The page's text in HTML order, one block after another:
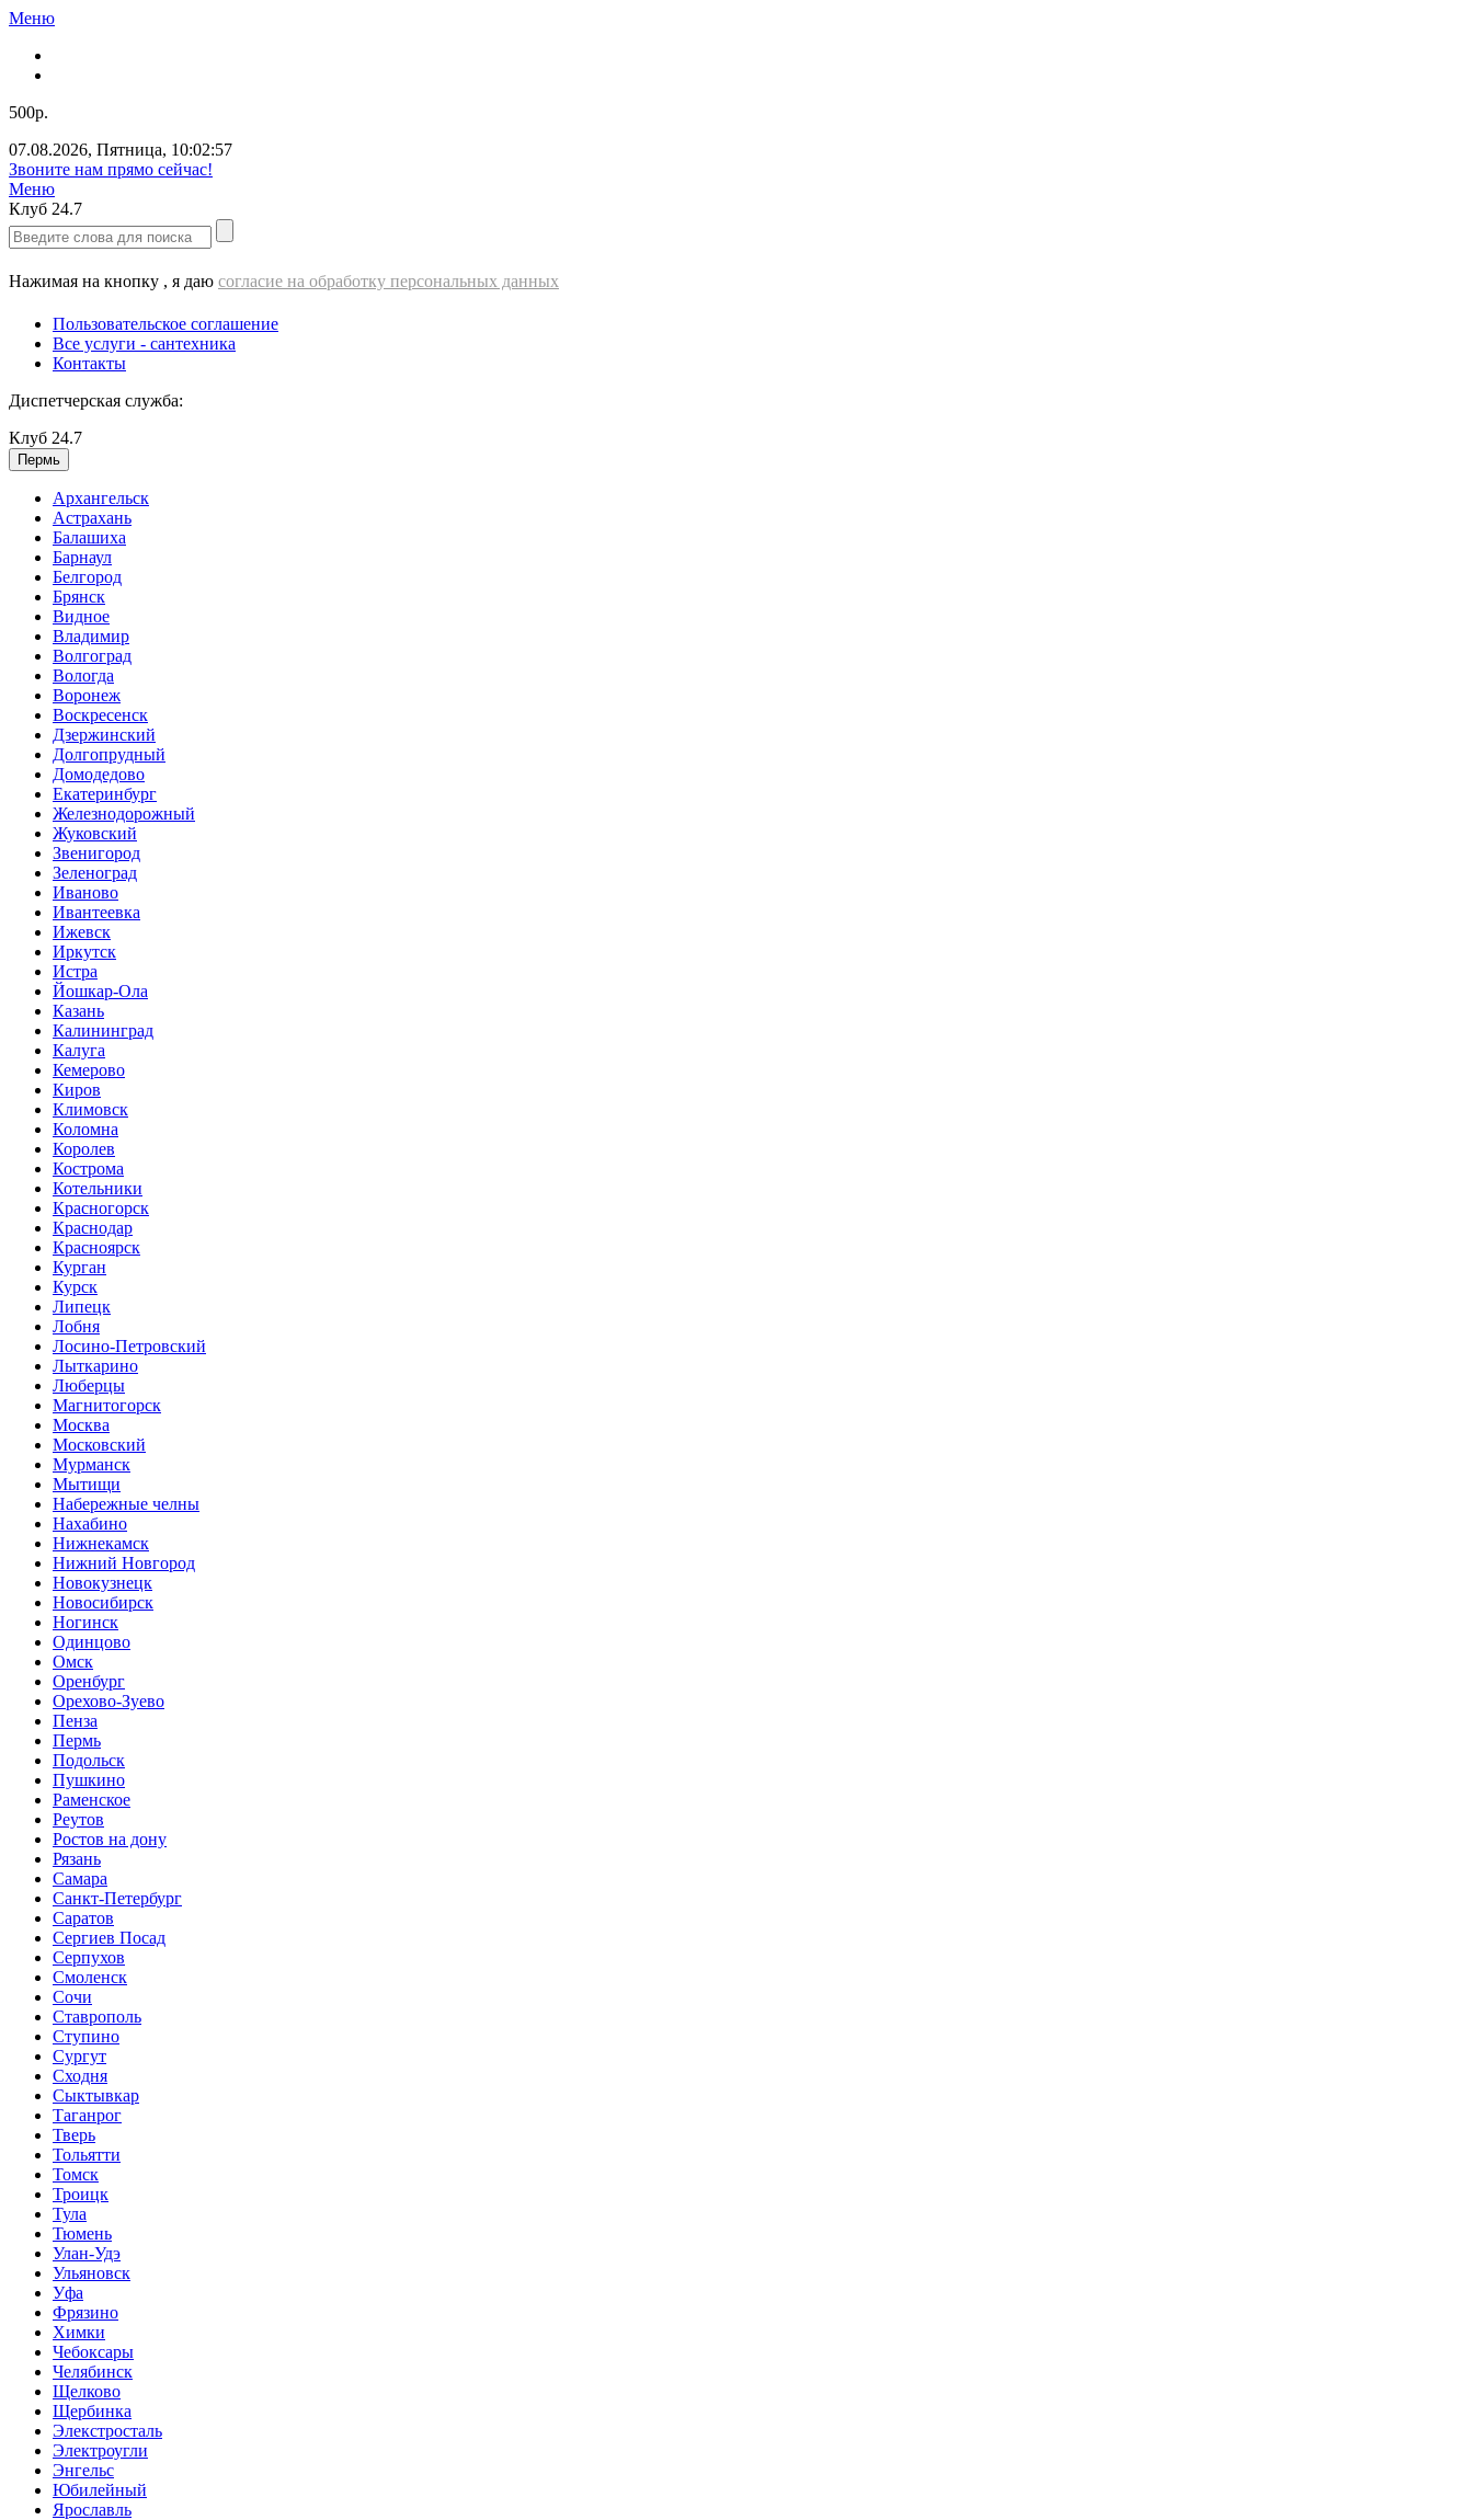
Меню
500р.
07.08.2026, Пятница, 10:02:58
Звоните нам прямо сейчас!
Меню
Клуб 24.7
Нажимая на кнопку , я даю согласие на обработку персональных данных
Пользовательское соглашение
Все услуги - cантехника
Контакты
Диспетчерская служба:
Клуб 24.7
Пермь
Архангельск
Астрахань
Балашиха
Барнаул
Белгород
Брянск
Видное
Владимир
Волгоград
Вологда
Воронеж
Воскресенск
Дзержинский
Долгопрудный
Домодедово
Екатеринбург
Железнодорожный
Жуковский
Звенигород
Зеленоград
Иваново
Ивантеевка
Ижевск
Иркутск
Истра
Йошкар-Ола
Казань
Калининград
Калуга
Кемерово
Киров
Климовск
Коломна
Королев
Кострома
Котельники
Красногорск
Краснодар
Красноярск
Курган
Курск
Липецк
Лобня
Лосино-Петровский
Лыткарино
Люберцы
Магнитогорск
Москва
Московский
Мурманск
Мытищи
Набережные челны
Нахабино
Нижнекамск
Нижний Новгород
Новокузнецк
Новосибирск
Ногинск
Одинцово
Омск
Оренбург
Орехово-Зуево
Пенза
Пермь
Подольск
Пушкино
Раменское
Реутов
Ростов на дону
Рязань
Самара
Санкт-Петербург
Саратов
Сергиев Посад
Серпухов
Смоленск
Сочи
Ставрополь
Ступино
Сургут
Сходня
Сыктывкар
Таганрог
Тверь
Тольятти
Томск
Троицк
Тула
Тюмень
Улан-Удэ
Ульяновск
Уфа
Фрязино
Химки
Чебоксары
Челябинск
Щелково
Щербинка
Элекстросталь
Электроугли
Энгельс
Юбилейный
Ярославль